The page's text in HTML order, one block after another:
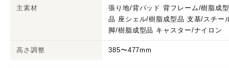
主素材
張り地/背パッド 背フレーム/樹脂成
品 座シェル/樹脂成型品 支基/スチー
脚/樹脂成型品 キャスター/ナイロン
高さ調整 385〜477mm